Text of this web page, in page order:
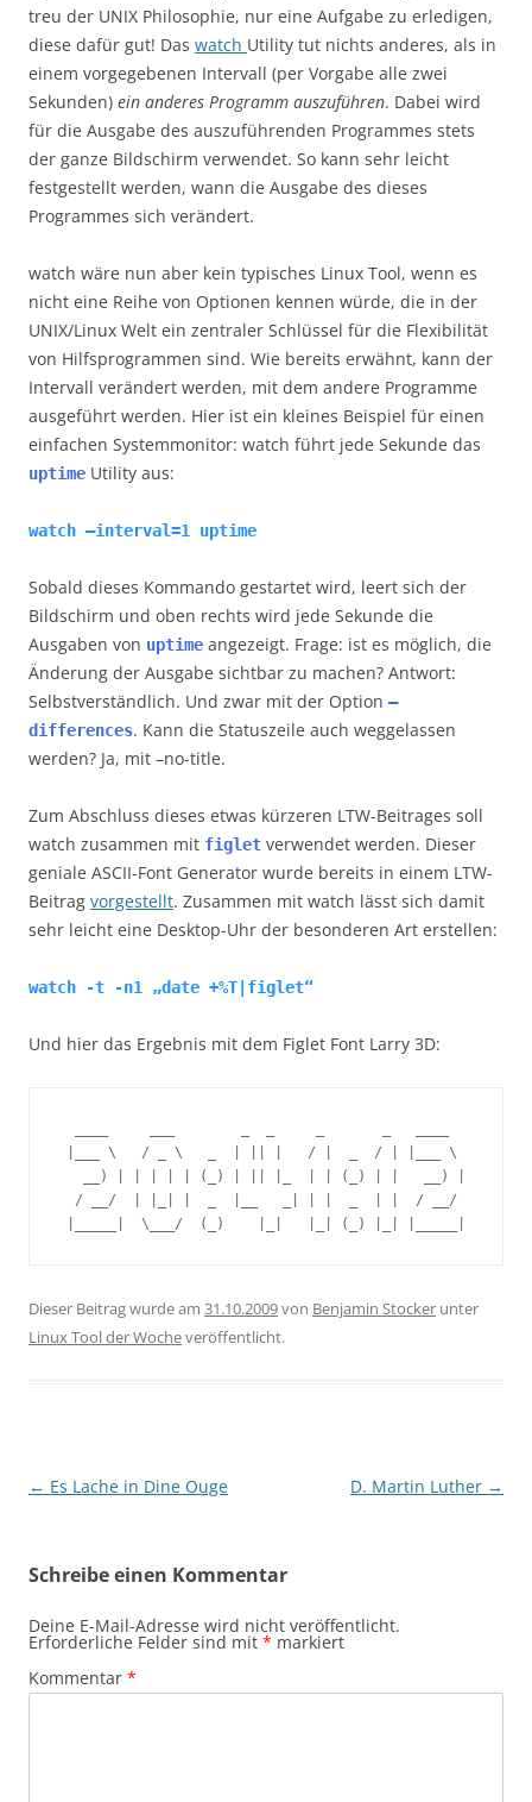
treu der UNIX Philosophie, nur eine Aufgabe zu erledigen,
diese dafür gut! Das watch Utility tut nichts anderes, als in
einem vorgegebenen Intervall (per Vorgabe alle zwei
Sekunden) ein anderes Programm auszuführen. Dabei wird
für die Ausgabe des auszuführenden Programmes stets
der ganze Bildschirm verwendet. So kann sehr leicht
festgestellt werden, wann die Ausgabe des dieses
Programmes sich verändert.
watch wäre nun aber kein typisches Linux Tool, wenn es
nicht eine Reihe von Optionen kennen würde, die in der
UNIX/Linux Welt ein zentraler Schlüssel für die Flexibilität
von Hilfsprogrammen sind. Wie bereits erwähnt, kann der
Intervall verändert werden, mit dem andere Programme
ausgeführt werden. Hier ist ein kleines Beispiel für einen
einfachen Systemmonitor: watch führt jede Sekunde das
uptime Utility aus:
watch –interval=1 uptime
Sobald dieses Kommando gestartet wird, leert sich der
Bildschirm und oben rechts wird jede Sekunde die
Ausgaben von uptime angezeigt. Frage: ist es möglich, die
Änderung der Ausgabe sichtbar zu machen? Antwort:
Selbstverständlich. Und zwar mit der Option –
differences. Kann die Statuszeile auch weggelassen
werden? Ja, mit –no-title.
Zum Abschluss dieses etwas kürzeren LTW-Beitrages soll
watch zusammen mit figlet verwendet werden. Dieser
geniale ASCII-Font Generator wurde bereits in einem LTW-
Beitrag vorgestellt. Zusammen mit watch lässt sich damit
sehr leicht eine Desktop-Uhr der besonderen Art erstellen:
watch -t -n1 „date +%T|figlet“
Und hier das Ergebnis mit dem Figlet Font Larry 3D:
|___ \   / _ \   _  | || |   / |  _  / | |___ \
   __) | | | | | (_) | || |_  | | (_) | |   __) |
  / __/  | |_| |  _  |__   _| | |  _  | |  / __/
Dieser Beitrag wurde am 31.10.2009von Benjamin Stocker unter
Linux Tool der Wocheveröffentlicht.
Beitragsnavigation
← Es Lache in Dine Ouge D. Martin Luther →
Schreibe einen Kommentar
Deine E-Mail-Adresse wird nicht veröffentlicht.
Erforderliche Felder sind mit * markiert
Kommentar *